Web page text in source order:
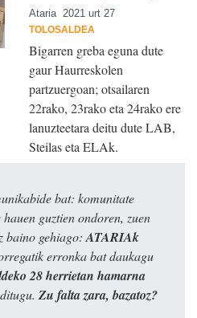
Ataria 2021 urt 27
TOLOSALDEA
Bigarren greba eguna dute
gaur Haurreskolen
partzuergoan; otsailaren
22rako, 23rako eta 24rako ere
lanuzteetara deitu dute LAB,
Steilas eta ELAk.
bat: komunitate
guztien ondoren, zuen
baino gehiago: ATARIAk
erronka bat daukagu
28 herrietan hamarna
Zu falta zara, bazatoz?